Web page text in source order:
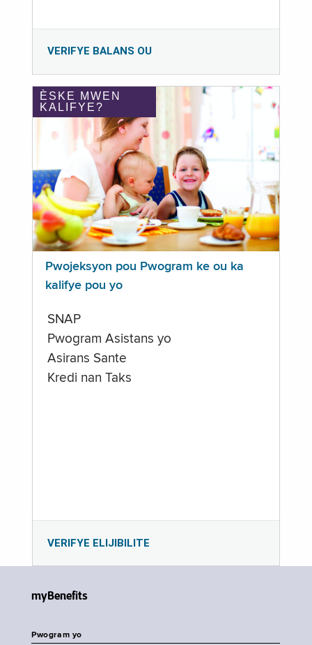
VERIFYE BALANS OU
ÈSKE MWEN
KALIFYE?
Pwojeksyon pou Pwogram ke ou ka
kalifye pou yo
SNAP
Pwogram Asistans yo
Asirans Sante
Kredi nan Taks
VERIFYE ELIJIBILITE
myBenefits
Pwogram yo